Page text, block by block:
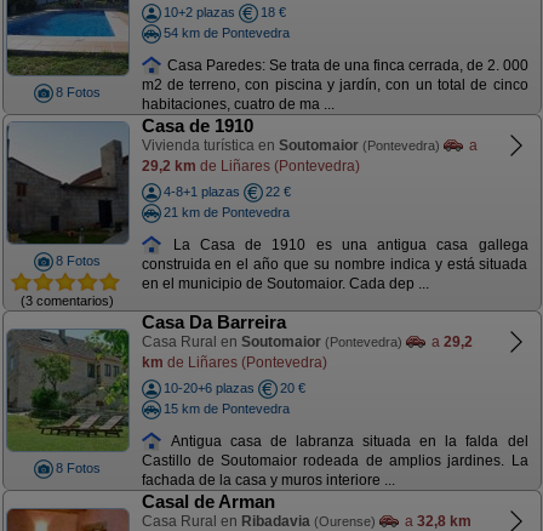
8 Fotos
10+2 plazas
18 €
54 km de Pontevedra
Casa Paredes: Se trata de una finca cerrada, de 2. 000
m2 de terreno, con piscina y jardín, con un total de cinco
habitaciones, cuatro de ma ...
8 Fotos
(3 comentarios)
Casa de 1910
Vivienda turística en Soutomaior (Pontevedra)
a
29,2 km de Liñares (Pontevedra)
4-8+1 plazas
22 €
21 km de Pontevedra
La Casa de 1910 es una antigua casa gallega
construida en el año que su nombre indica y está situada
en el municipio de Soutomaior. Cada dep ...
8 Fotos
Casa Da Barreira
Casa Rural en Soutomaior (Pontevedra) a 29,2
km de Liñares (Pontevedra)
10-20+6 plazas
20 €
15 km de Pontevedra
Antigua casa de labranza situada en la falda del
Castillo de Soutomaior rodeada de amplios jardines. La
fachada de la casa y muros interiore ...
Casal de Arman
Casa Rural en Ribadavia (Ourense) a 32,8 km